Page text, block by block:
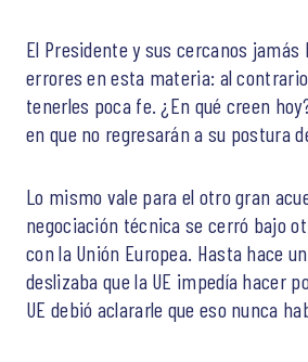
El Presidente y sus cercanos
errores en esta materia: al
tenerles poca fe. ¿En qué creen
en que no regresarán a su postura
Lo mismo vale para el otro gran
negociación técnica se cerró bajo
con la Unión Europea. Hasta hace
deslizaba que la UE impedía hacer
UE debió aclararle que eso nunca